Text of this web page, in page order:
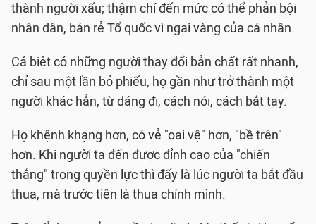
thành người xấu; thậm chí đến mức có thể phản bội
nhân dân, bán rẻ Tổ quốc vì ngai vàng của cá nhân.
Cá biệt có những người thay đổi bản chất rất nhanh,
chỉ sau một lần bỏ phiếu, họ gần như trở thành một
người khác hẳn, từ dáng đi, cách nói, cách bắt tay.
Họ khệnh khạng hơn, có vẻ "oai vệ" hơn, "bề trên"
hơn. Khi người ta đến được đỉnh cao của "chiến
thắng" trong quyền lực thì đấy là lúc người ta bắt đầu
thua, mà trước tiên là thua chính mình.